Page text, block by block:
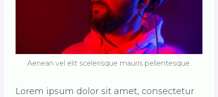
Aenean vel elit scelerisque mauris pellentesque.
Lorem ipsum dolor sit amet, consectetur